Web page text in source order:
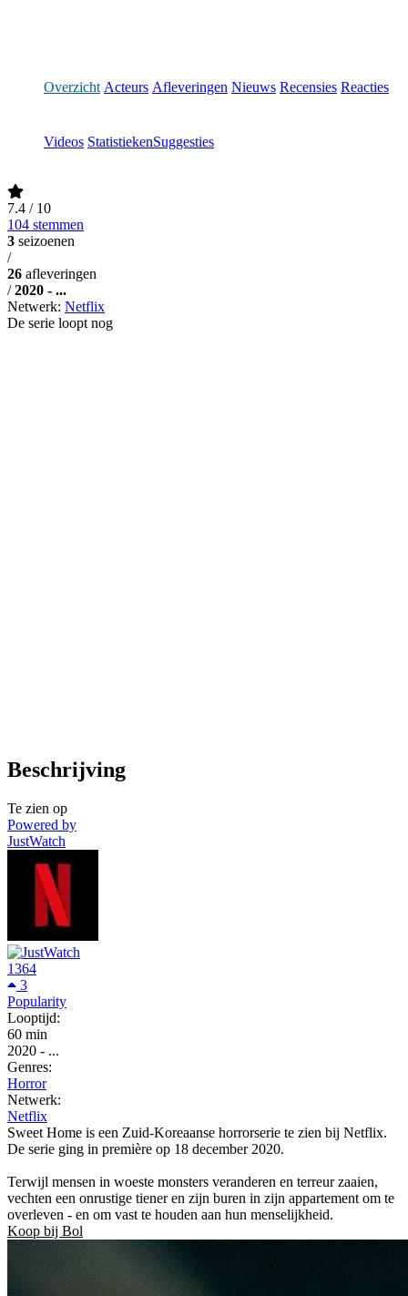
Overzicht Acteurs Afleveringen Nieuws Recensies Reacties
Videos StatistiekenSuggesties
7.4 / 10
104 stemmen
3 seizoenen
/
26 afleveringen
/ 2020 - ...
Netwerk: Netflix
De serie loopt nog
Beschrijving
Te zien op
Powered by
JustWatch
1364
3
Popularity
Looptijd:
60 min
2020 - ...
Genres:
Horror
Netwerk:
Netflix
Sweet Home is een Zuid-Koreaanse horrorserie te zien bij Netflix.
De serie ging in première op 18 december 2020.
Terwijl mensen in woeste monsters veranderen en terreur zaaien,
vechten een onrustige tiener en zijn buren in zijn appartement om te
overleven - en om vast te houden aan hun menselijkheid.
Koop bij Bol